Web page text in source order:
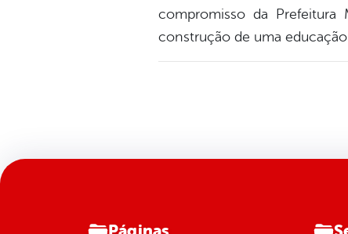
compromisso da
construção de uma educação